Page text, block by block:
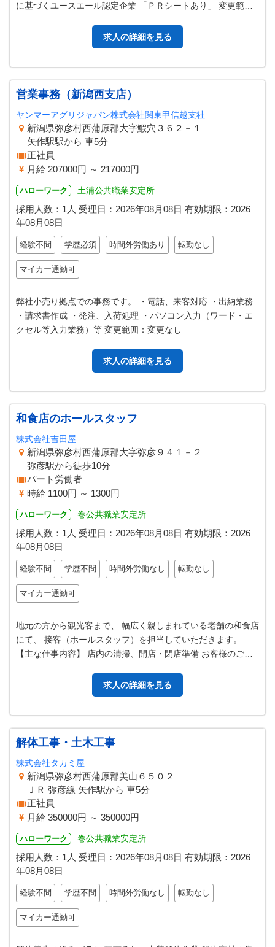
に基づくユースエール認定企業 「ＰＲシートあり」 変更範
求人の詳細を見る
営業事務（新潟西支店）
ヤンマーアグリジャパン株式会社関東甲信越支社
新潟県弥彦村西蒲原郡大字鰕穴３６２－１
矢作駅駅から 車5分
正社員
月給 207000円 ～ 217000円
ハローワーク 土浦公共職業安定所
採用人数：1人 受理日： 2026年08月08日 有効期限： 2026
年08月08日
経験不問 学歴必須 時間外労働あり 転勤なし
マイカー通勤可
弊社小売り拠点での事務です。 ・電話、来客対応 ・出納業務
・請求書作成 ・発注、入荷処理 ・パソコン入力（ワード・エ
クセル等入力業務）等 変更範囲：変更なし
求人の詳細を見る
和食店のホールスタッフ
株式会社吉田屋
新潟県弥彦村西蒲原郡大字弥彦９４１－２
弥彦駅から徒歩10分
パート労働者
時給 1100円 ～ 1300円
ハローワーク 巻公共職業安定所
採用人数：1人 受理日： 2026年08月08日 有効期限： 2026
年08月08日
経験不問 学歴不問 時間外労働なし 転勤なし
マイカー通勤可
地元の方から観光客まで、 幅広く親しまれている老舗の和食店
にて、 接客（ホールスタッフ）を担当していただきます。
【主な仕事内容】 店内の清掃、開店・閉店準備 お客様のご案
求人の詳細を見る
解体工事・土木工事
株式会社タカミ屋
新潟県弥彦村西蒲原郡美山６５０２
ＪＲ 弥彦線 矢作駅から 車5分
正社員
月給 350000円 ～ 350000円
ハローワーク 巻公共職業安定所
採用人数：1人 受理日： 2026年08月08日 有効期限： 2026
年08月08日
経験不問 学歴不問 時間外労働なし 転勤なし
マイカー通勤可